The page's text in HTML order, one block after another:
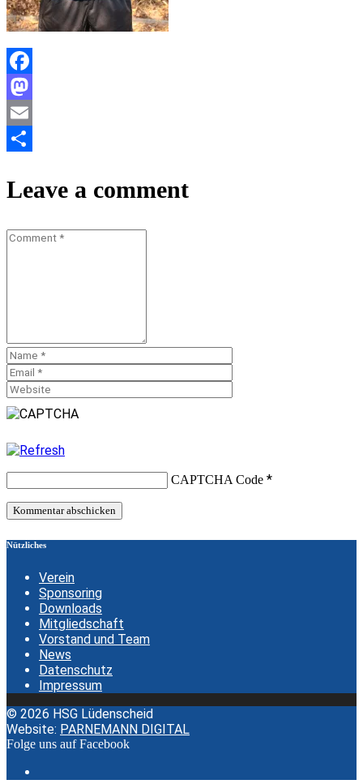
Facebook
Mastodon
Email
Leave a comment
CAPTCHA Code *
Nützliches
Verein
Sponsoring
Downloads
Mitgliedschaft
Vorstand und Team
News
Datenschutz
Impressum
© 2026 HSG Lüdenscheid
Website: PARNEMANN DIGITAL
Folge uns auf Facebook